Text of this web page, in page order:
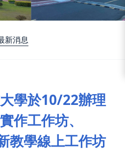
新消息
學於10/22辦理
作工作坊、
教學線上工作坊